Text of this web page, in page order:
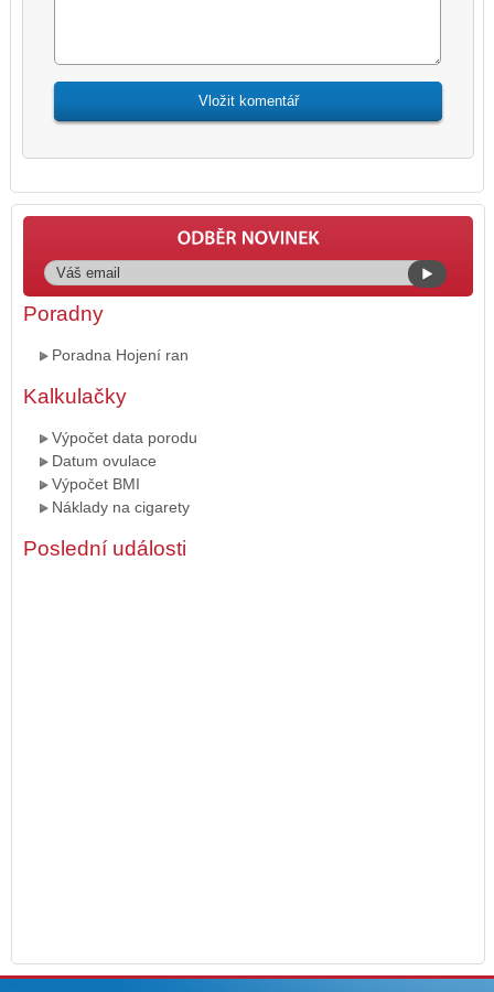
Poradny
Poradna Hojení ran
Kalkulačky
Výpočet data porodu
Datum ovulace
Výpočet BMI
Náklady na cigarety
Poslední události